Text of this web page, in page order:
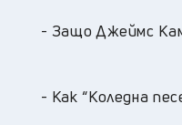
- Защо Джеймс
- Как “Коледна